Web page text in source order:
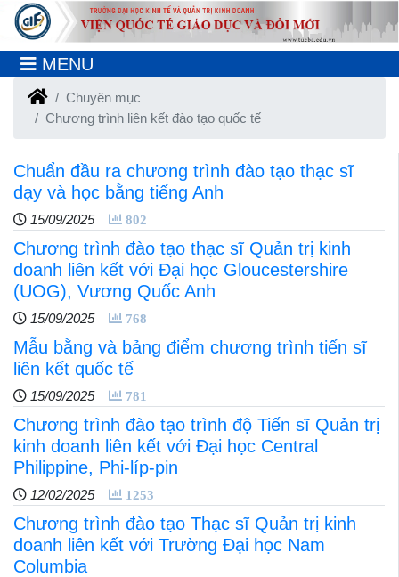
MENU
Chuyên mục
Chương trình liên kết đào tạo quốc tế
Chuẩn đầu ra chương trình đào tạo thạc sĩ
dạy và học bằng tiếng Anh
15/09/2025 802
Chương trình đào tạo thạc sĩ Quản trị kinh
doanh liên kết với Đại học Gloucestershire
(UOG), Vương Quốc Anh
15/09/2025 768
Mẫu bằng và bảng điểm chương trình tiến sĩ
liên kết quốc tế
15/09/2025 781
Chương trình đào tạo trình độ Tiến sĩ Quản trị
kinh doanh liên kết với Đại học Central
Philippine, Phi-líp-pin
12/02/2025 1253
Chương trình đào tạo Thạc sĩ Quản trị kinh
doanh liên kết với Trường Đại học Nam
Columbia